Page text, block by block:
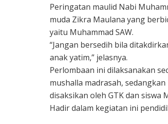
Peringatan maulid Nabi
muda Zikra Maulana yang
yaitu Muhammad SAW.
“Jangan bersedih bila
anak yatim,” jelasnya.
Perlombaan ini dilaksanakan
mushalla madrasah,
disaksikan oleh GTK dan siswa
Hadir dalam kegiatan ini